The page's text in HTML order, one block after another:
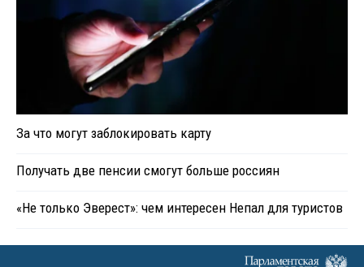
За что могут заблокировать карту
Получать две пенсии смогут больше россиян
«Не только Эверест»: чем интересен Непал для туристов